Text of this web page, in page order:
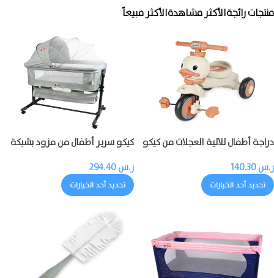
منتجات رائجةالأكثر مشاهدةالأكثر مبيعاً
دراجة أطفال ثلاثية العجلات من كيكو
ر.س
تحديد أحد الخيارات
كيكو سرير أطفال من مزود بشبكة
ر.س
تحديد أحد الخيارات